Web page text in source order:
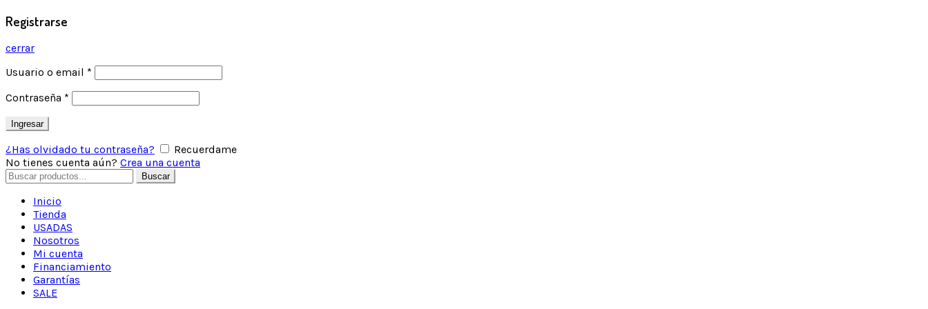
Registrarse
cerrar
Usuario o email *
Contraseña *
Ingresar
¿Has olvidado tu contraseña?
Recuerdame
No tienes cuenta aún? Crea una cuenta
Search
Buscar
Inicio
Tienda
USADAS
Nosotros
Mi cuenta
Financiamiento
Garantías
SALE